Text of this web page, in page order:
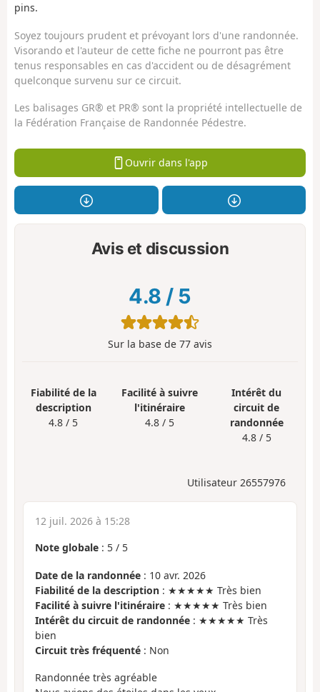
pins.
Soyez toujours prudent et prévoyant lors d'une randonnée.
Visorando et l'auteur de cette fiche ne pourront pas être
tenus responsables en cas d'accident ou de désagrément
quelconque survenu sur ce circuit.
Les balisages GR® et PR® sont la propriété intellectuelle de
la Fédération Française de Randonnée Pédestre.
Ouvrir dans l'app
Avis et discussion
4.8 / 5
Sur la base de 77 avis
Fiabilité de la
description
4.8 / 5
Facilité à suivre
l'itinéraire
4.8 / 5
Intérêt du
circuit de
randonnée
4.8 / 5
Utilisateur 26557976
12 juil. 2026 à 15:28
Note globale : 5 / 5
Date de la randonnée : 10 avr. 2026
Fiabilité de la description : ★★★★★ Très bien
Facilité à suivre l'itinéraire : ★★★★★ Très bien
Intérêt du circuit de randonnée : ★★★★★ Très
bien
Circuit très fréquenté : Non
Randonnée très agréable